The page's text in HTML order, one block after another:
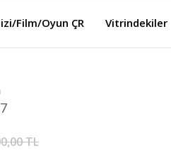
Film/Oyun ÇR Vitrindekiler
TL